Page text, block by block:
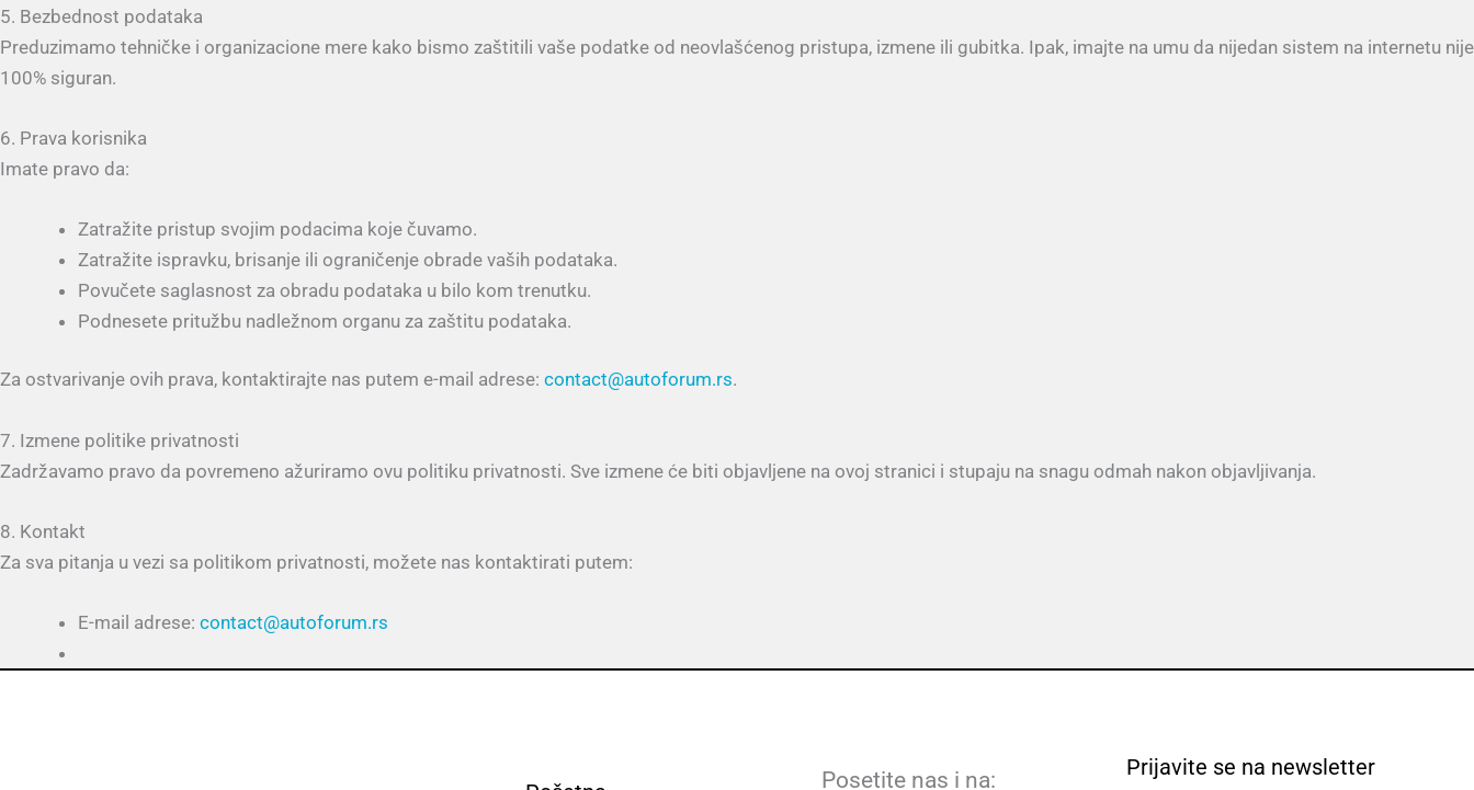
5. Bezbednost podataka
Preduzimamo tehničke i organizacione mere kako bismo zaštitili vaše podatke od neovlašćenog pristupa, izmene ili gubitka. Ipak, imajte na umu da nijedan sistem na internetu nije
100% siguran.
6. Prava korisnika
Imate pravo da:
Zatražite pristup svojim podacima koje čuvamo.
Zatražite ispravku, brisanje ili ograničenje obrade vaših podataka.
Povučete saglasnost za obradu podataka u bilo kom trenutku.
Podnesete pritužbu nadležnom organu za zaštitu podataka.
Za ostvarivanje ovih prava, kontaktirajte nas putem e-mail adrese: contact@autoforum.rs.
7. Izmene politike privatnosti
Zadržavamo pravo da povremeno ažuriramo ovu politiku privatnosti. Sve izmene će biti objavljene na ovoj stranici i stupaju na snagu odmah nakon objavljivanja.
8. Kontakt
Za sva pitanja u vezi sa politikom privatnosti, možete nas kontaktirati putem:
E-mail adrese: contact@autoforum.rs
Posetite nas i na:
Prijavite se na newsletter